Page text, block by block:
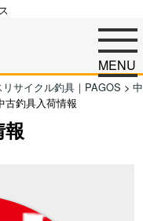
MENU
サイクル釣具｜PAGOS > 中
古釣具入荷情報